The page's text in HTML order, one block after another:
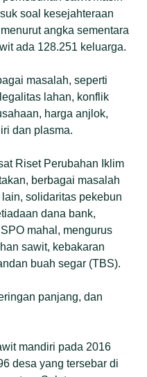
soal kesejahteraan
angka sementara
ada 128.251 keluarga.
masalah, seperti
lahan, konflik
harga anjlok,
dan plasma.
Riset Perubahan Iklim
berbagai masalah
solidaritas pekebun
dana bank,
mahal, mengurus
sawit, kebakaran
buah segar (TBS).
panjang, dan
mandiri pada 2016
desa yang tersebar di